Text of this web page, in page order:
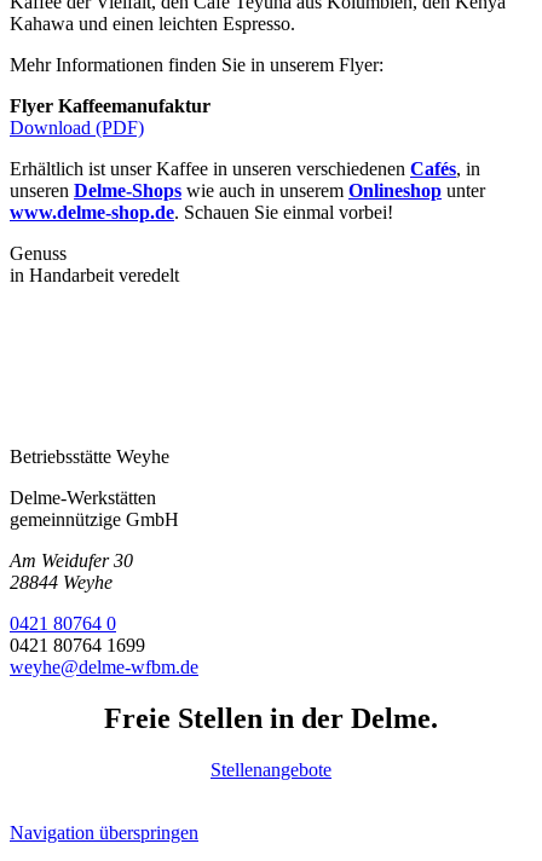
Kahawa und einen leichten Espresso.
Mehr Informationen finden Sie in unserem Flyer:
Flyer Kaffeemanufaktur
Download (PDF)
Erhältlich ist unser Kaffee in unseren verschiedenen Cafés, in
unseren Delme-Shops wie auch in unserem Onlineshop unter
www.delme-shop.de. Schauen Sie einmal vorbei!
Genuss
in Handarbeit veredelt
Betriebsstätte Weyhe
Delme-Werkstätten
gemeinnützige GmbH
Am Weidufer 30
28844 Weyhe
0421 80764 0
0421 80764 1699
weyhe@delme-wfbm.de
Freie Stellen in der Delme.
Stellenangebote
Navigation überspringen